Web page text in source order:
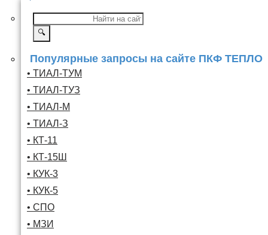
🔍
Популярные запросы на сайте ПКФ ТЕПЛО
• ТИАЛ-ТУМ
• ТИАЛ-ТУЗ
• ТИАЛ-М
• ТИАЛ-З
• КТ-11
• КТ-15Ш
• КУК-3
• КУК-5
• СПО
• МЗИ